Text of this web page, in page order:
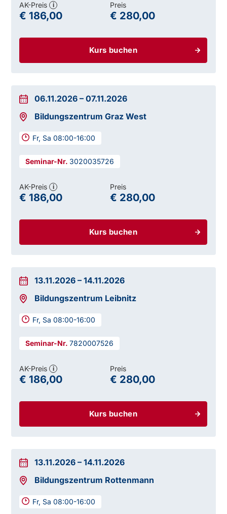
Kurs buchen
AK-Preis i
€ 186,00
Preis
€ 280,00
06.11.2026 –07.11.2026
Bildungszentrum Graz West
Fr, Sa 08:00-16:00
3020035726
Kurs buchen
AK-Preis i
€ 186,00
Preis
€ 280,00
13.11.2026 –14.11.2026
Bildungszentrum Leibnitz
Fr, Sa 08:00-16:00
7820007526
Kurs buchen
AK-Preis i
€ 186,00
Preis
€ 280,00
13.11.2026 –14.11.2026
Bildungszentrum Rottenmann
Fr, Sa 08:00-16:00